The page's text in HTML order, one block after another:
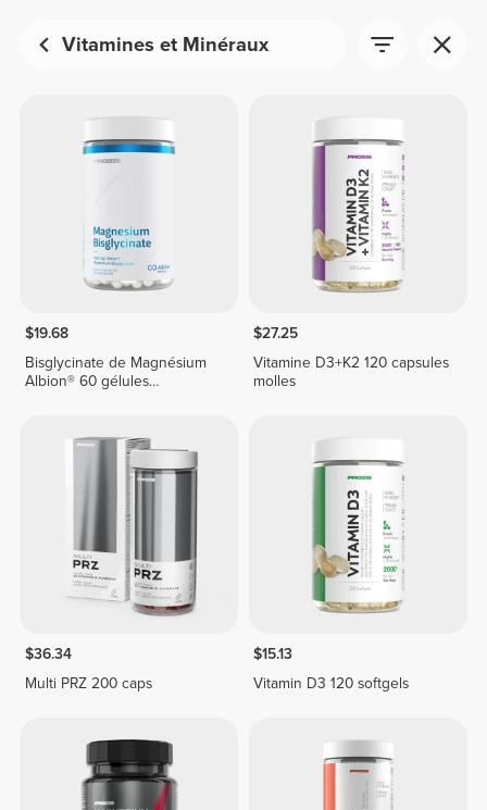
Vitamines et Minéraux
$19.68
Bisglycinate de Magnésium
Albion® 60 gélules
$27.25
Vitamine D3+K2 120 capsules
molles
$36.34
Multi PRZ 200 caps
$15.13
Vitamin D3 120 softgels